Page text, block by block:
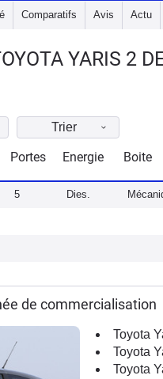
Comparatifs Avis Actu
YARIS 2
Trier
Portes Energie Boite
5 Dies.
de commercialisation
Toyota
Toyota
Toyota